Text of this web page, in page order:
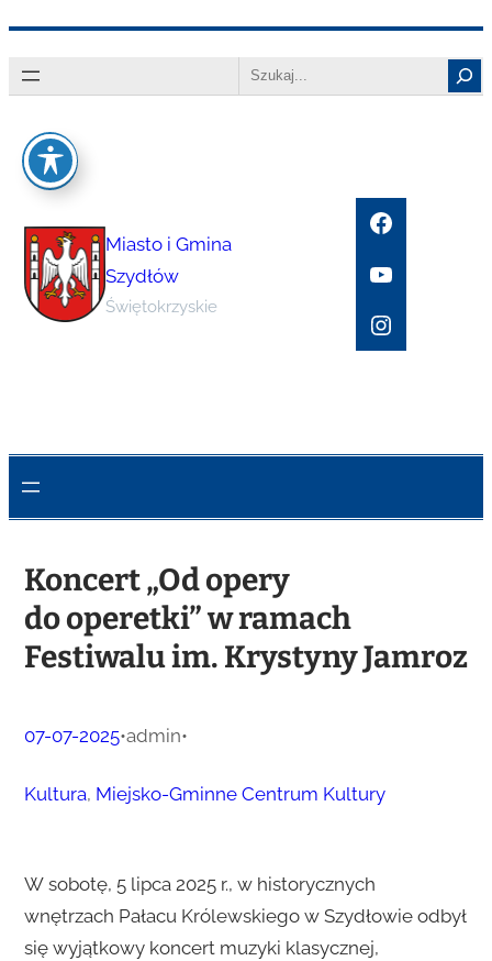
do
Search
Miasto i Gmina
Szydłów
Świętokrzyskie
Facebook
YouTube
Instagram
Koncert „Od opery
do operetki” w ramach
Festiwalu im. Krystyny Jamroz
07-07-2025•admin•
Kultura, Miejsko-Gminne Centrum Kultury
W sobotę, 5 lipca 2025 r., w historycznych
wnętrzach Pałacu Królewskiego w Szydłowie odbył
się wyjątkowy koncert muzyki klasycznej,